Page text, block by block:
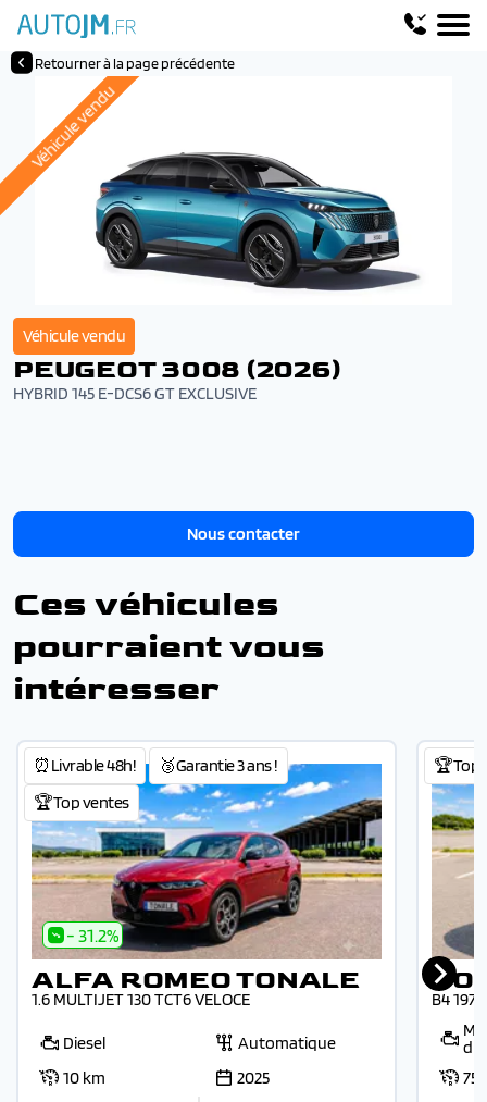
Retourner à la page précédente
Véhicule vendu
Véhicule vendu
PEUGEOT 3008 (2026)
HYBRID 145 E-DCS6 GT EXCLUSIVE
Nous contacter
Ces véhicules
pourraient vous
intéresser
⏰Livrable 48h!
🥉Garantie 3 ans !
🏆Top ventes
- 31.2%
ALFA ROMEO TONALE
1.6 MULTIJET 130 TCT6 VELOCE
Diesel
Automatique
10 km
2025
🏆Top
B4 197